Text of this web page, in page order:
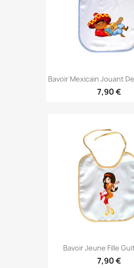
Bavoir Mexicain Jouant
7,90 €
Bavoir Jeune Fille
7,90 €